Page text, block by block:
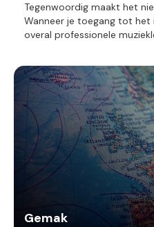
Tegenwoordig maakt het
Wanneer je toegang tot het
overal professionele
Gemak